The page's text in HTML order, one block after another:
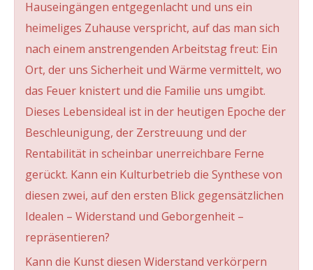
Hauseingängen entgegenlacht und uns ein
heimeliges Zuhause verspricht, auf das man sich
nach einem anstrengenden Arbeitstag freut: Ein
Ort, der uns Sicherheit und Wärme vermittelt, wo
das Feuer knistert und die Familie uns umgibt.
Dieses Lebensideal ist in der heutigen Epoche der
Beschleunigung, der Zerstreuung und der
Rentabilität in scheinbar unerreichbare Ferne
gerückt. Kann ein Kulturbetrieb die Synthese von
diesen zwei, auf den ersten Blick gegensätzlichen
Idealen – Widerstand und Geborgenheit –
repräsentieren?
Kann die Kunst diesen Widerstand verkörpern